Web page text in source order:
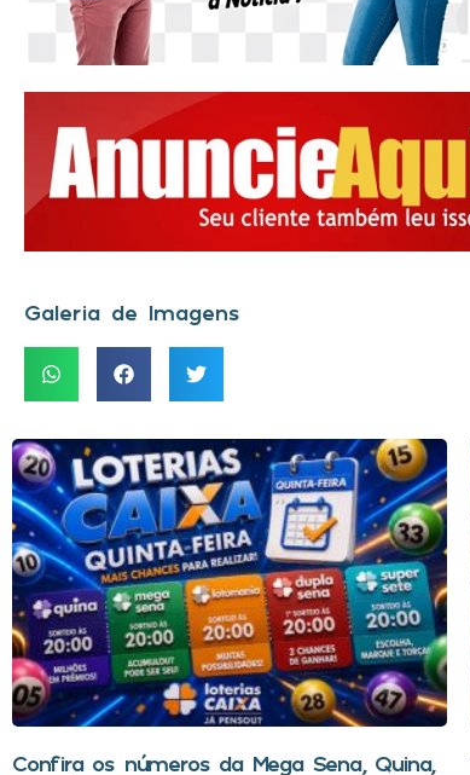
Galeria de Imagens
Confira os números da Mega Sena, Quina,